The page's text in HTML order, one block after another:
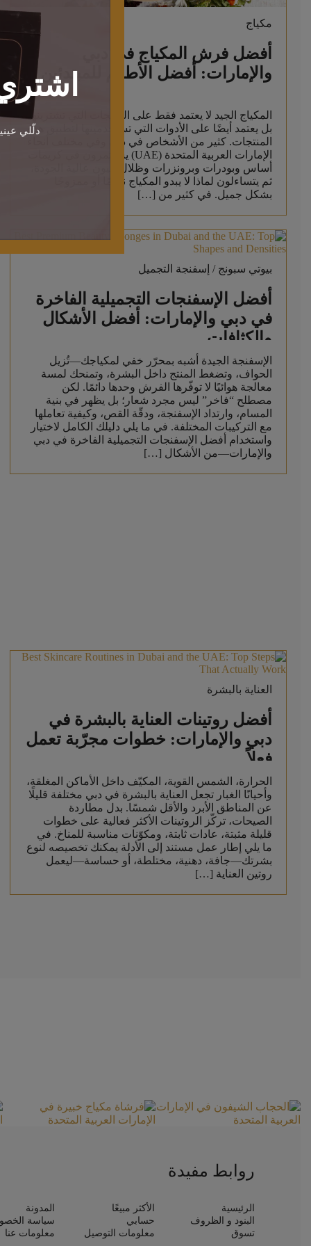
مكياج
أفضل فرش المكياج في دبي
والإمارات: أفضل الأطقم للمبتدئين
المكياج الجيد لا يعتمد فقط على المنتجات التي تشترينها،
بل يعتمد أيضًا على الأدوات التي تستخدمينها لتطبيق هذه
المنتجات. كثير من الأشخاص في دبي وفي مختلف أنحاء
الإمارات العربية المتحدة (UAE) يستثمرون في كريمات
أساس وبودرات وبرونزرات وظلال عيون عالية الجودة،
ثم يتساءلون لماذا لا يبدو المكياج ناعمًا أو ممزوجًا
بشكل جميل. في كثير من […]
بيوتي سبونج / إسفنجة التجميل
أفضل الإسفنجات التجميلية الفاخرة
في دبي والإمارات: أفضل الأشكال
والكثافات
الإسفنجة الجيدة أشبه بمحرّر خفي لمكياجك—تُزيل
الحواف، وتضغط المنتج داخل البشرة، وتمنحك لمسة
معالجة هوائيًا لا توفّرها الفرش وحدها دائمًا. لكن
مصطلح “فاخر” ليس مجرد شعار؛ بل يظهر في بنية
المسام، وارتداد الإسفنجة، ودقّة القص، وكيفية تعاملها
مع التركيبات المختلفة. في ما يلي دليلك الكامل لاختيار
واستخدام أفضل الإسفنجات التجميلية الفاخرة في دبي
والإمارات—من الأشكال […]
العناية بالبشرة
أفضل روتينات العناية بالبشرة في
دبي والإمارات: خطوات مجرّبة تعمل
فعلاً
الحرارة، الشمس القوية، المكيّف داخل الأماكن المغلقة،
وأحيانًا الغبار تجعل العناية بالبشرة في دبي مختلفة قليلًا
عن المناطق الأبرد والأقل شمسًا. بدل مطاردة
الصيحات، تركّز الروتينات الأكثر فعالية على خطوات
قليلة مثبتة، عادات ثابتة، ومكوّنات مناسبة للمناخ. في
ما يلي إطار عمل مستند إلى الأدلة يمكنك تخصيصه لنوع
بشرتك—جافة، دهنية، مختلطة، أو حساسة—ليعمل
روتين العناية […]
روابط مفيدة
الرئيسية الأكثر مبيعًا
المدونة
البنود و الظروف
حسابي
سياسة
تسوق
معلومات التوصيل معلومات عنا
دلّلي